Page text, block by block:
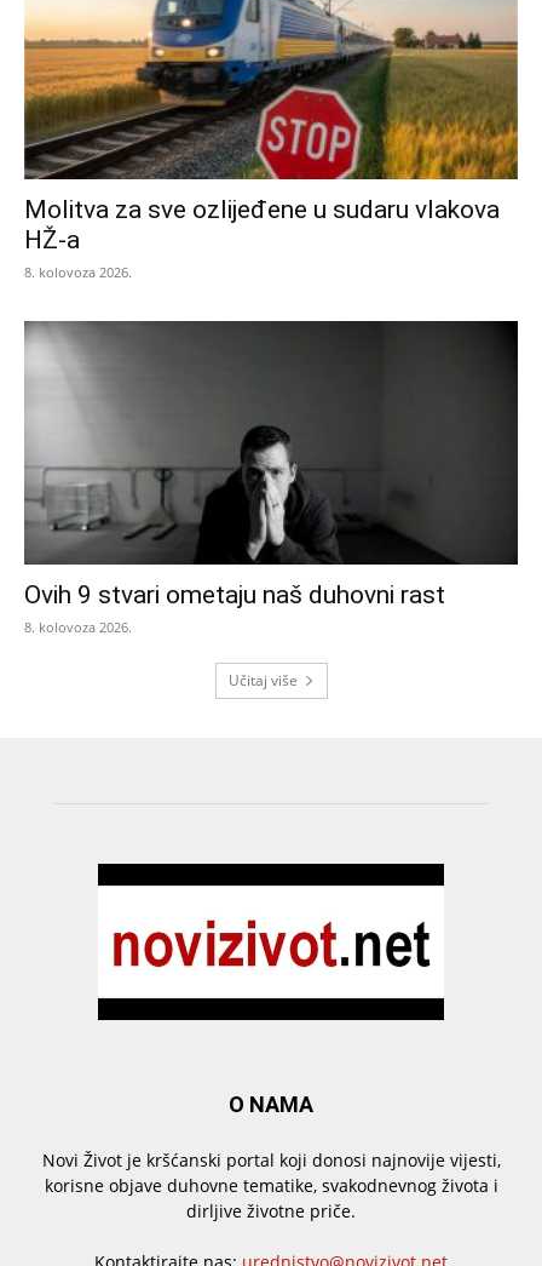
Molitva za sve ozlijeđene u sudaru vlakova
HŽ-a
8. kolovoza 2026.
Ovih 9 stvari ometaju naš duhovni rast
8. kolovoza 2026.
Učitaj više
O NAMA
Novi Život je kršćanski portal koji donosi najnovije vijesti,
korisne objave duhovne tematike, svakodnevnog života i
dirljive životne priče.